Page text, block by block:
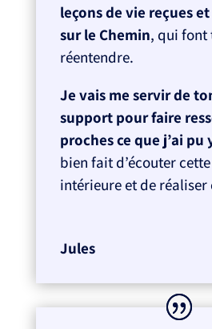
leçons de vie reçues
sur le Chemin, qui font
réentendre.
Je vais me servir de
support pour faire
proches ce que j’ai pu
bien fait d’écouter
intérieure et de réaliser
Jules